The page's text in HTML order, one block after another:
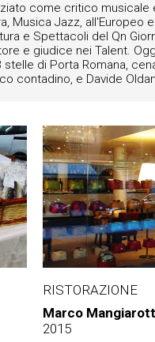
come critico
Musica Jazz,
e Spettacoli del Qn
e giudice nei Talent.
di Porta Romana,
contadino, e Davide
RISTORAZIONE
Marco
2015